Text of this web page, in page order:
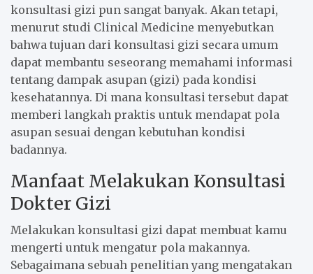
konsultasi gizi pun sangat banyak. Akan tetapi,
menurut studi Clinical Medicine menyebutkan
bahwa tujuan dari konsultasi gizi secara umum
dapat membantu seseorang memahami informasi
tentang dampak asupan (gizi) pada kondisi
kesehatannya. Di mana konsultasi tersebut dapat
memberi langkah praktis untuk mendapat pola
asupan sesuai dengan kebutuhan kondisi
badannya.
Manfaat Melakukan Konsultasi
Dokter Gizi
Melakukan konsultasi gizi dapat membuat kamu
mengerti untuk mengatur pola makannya.
Sebagaimana sebuah penelitian yang mengatakan